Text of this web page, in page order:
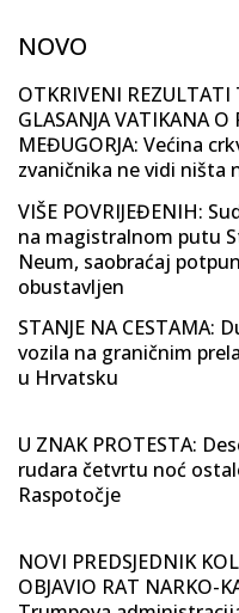
NOVO
OTKRIVENI REZULTATI
GLASANJA VATIKANA O
MEĐUGORJA: Većina
zvaničnika ne vidi ništa
VIŠE POVRIJEĐENIH:
na magistralnom putu
Neum, saobraćaj
obustavljen
STANJE NA CESTAMA:
vozila na graničnim
u Hrvatsku
U ZNAK PROTESTA:
rudara četvrtu noć
Raspotočje
NOVI PREDSJEDNIK
OBJAVIO RAT NARKO-